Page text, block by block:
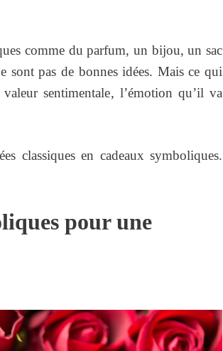
comme du parfum, un bijou, un sac
sont pas de bonnes idées. Mais ce qui
sentimentale, l’émotion qu’il va
classiques en cadeaux symboliques.
pour une